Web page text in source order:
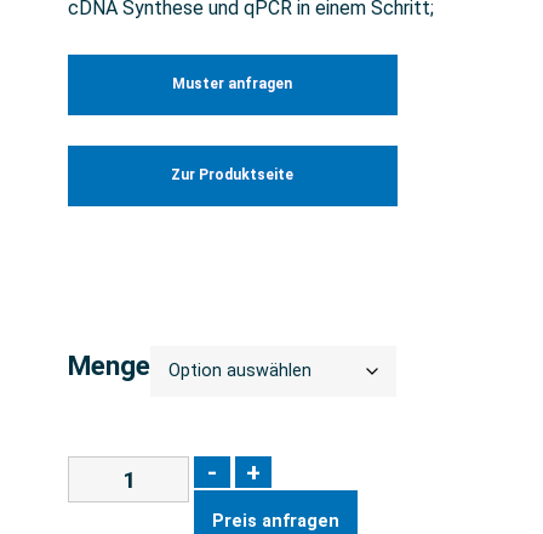
cDNA Synthese und qPCR in einem Schritt;
Muster anfragen
Zur Produktseite
Menge
- +
Preis anfragen